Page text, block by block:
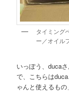
タイミング
ー／オイル
いっぽう、duca
で、こちらは
ゃんと使えるもの